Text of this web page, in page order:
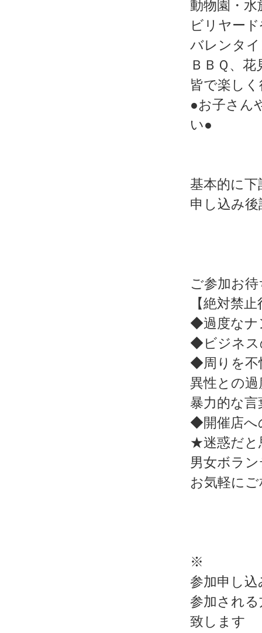
動物園・
ビリヤー
バレンタ
ＢＢＱ、
皆で楽し
●お子さん
い●
基本的に
申し込み
ご参加お
【絶対禁
◆過度なナ
◆ビジネス
◆周りを不
異性との
暴力的な
◆開催店へ
★迷惑だと
男女ボラ
お気軽に
※
参加申し
参加され
致します